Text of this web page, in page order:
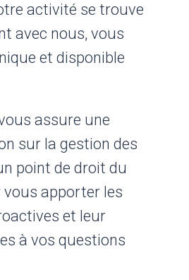
activité se trouve
avec nous, vous
et disponible
assure une
sur la gestion des
point de droit du
apporter les
et leur
à vos questions